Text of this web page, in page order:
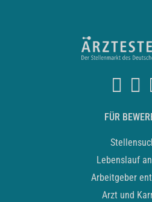
FÜR
Lebenslauf
Arbeitgeber
Arzt und